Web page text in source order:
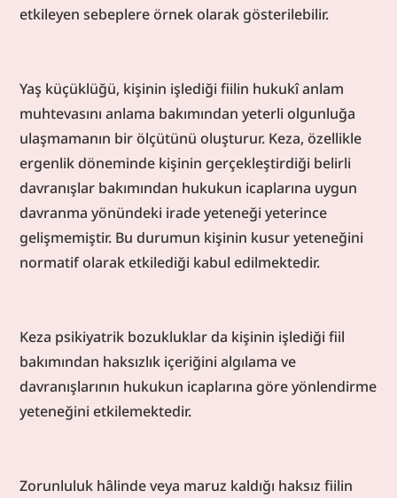
etkileyen sebeplere örnek olarak gösterilebilir.
Yaş küçüklüğü, kişinin işlediği fiilin hukukî anlam
muhtevasını anlama bakımından yeterli olgunluğa
ulaşmamanın bir ölçütünü oluşturur. Keza, özellikle
ergenlik döneminde kişinin gerçekleştirdiği belirli
davranışlar bakımından hukukun icaplarına uygun
davranma yönündeki irade yeteneği yeterince
gelişmemiştir. Bu durumun kişinin kusur yeteneğini
normatif olarak etkilediği kabul edilmektedir.
Keza psikiyatrik bozukluklar da kişinin işlediği fiil
bakımından haksızlık içeriğini algılama ve
davranışlarının hukukun icaplarına göre yönlendirme
yeteneğini etkilemektedir.
Zorunluluk hâlinde veya maruz kaldığı haksız fiilin